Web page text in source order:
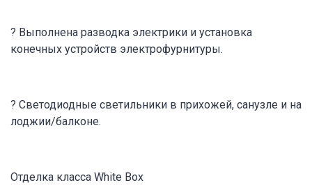
? Выполнена разводка электрики и установка
конечных устройств электрофурнитуры.
? Светодиодные светильники в прихожей, санузле и на
лоджии/балконе.
Отделка класса White Box